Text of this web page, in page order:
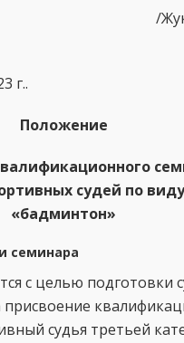
Положение
судей по
«бадминтон»
семинара
с целью подготовки
судья третьей